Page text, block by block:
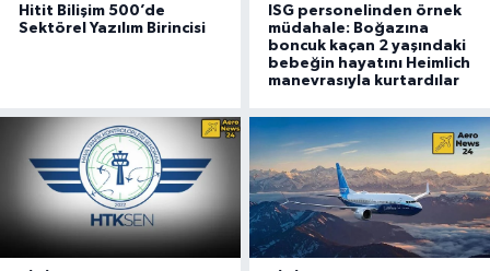
Hitit Bilişim 500’de
Sektörel Yazılım Birincisi
ISG personelinden örnek
müdahale: Boğazına
boncuk kaçan 2 yaşındaki
bebeğin hayatını Heimlich
manevrasıyla kurtardılar